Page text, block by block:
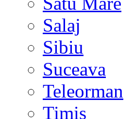
Salaj
Sibiu
Suceava
Teleorman
Timis